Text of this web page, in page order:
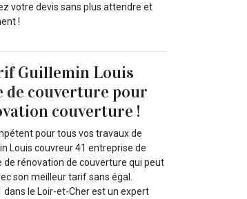
votre devis sans plus attendre et
!
Guillemin Louis
de couverture pour
couverture !
pour tous vos travaux de
Louis couvreur 41 entreprise de
rénovation de couverture qui peut
son meilleur tarif sans égal.
dans le Loir-et-Cher est un expert